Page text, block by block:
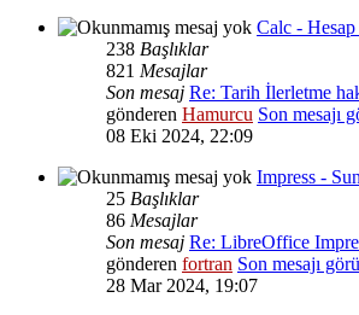
Calc -
238 Başlıklar
821 Mesajlar
Son mesaj Re: Tarih İlerletme
gönderen Hamurcu Son mesajı
08 Eki 2024, 22:09
Impress -
25 Başlıklar
86 Mesajlar
Son mesaj Re: LibreOffice
gönderen fortran Son mesajı
28 Mar 2024, 19:07